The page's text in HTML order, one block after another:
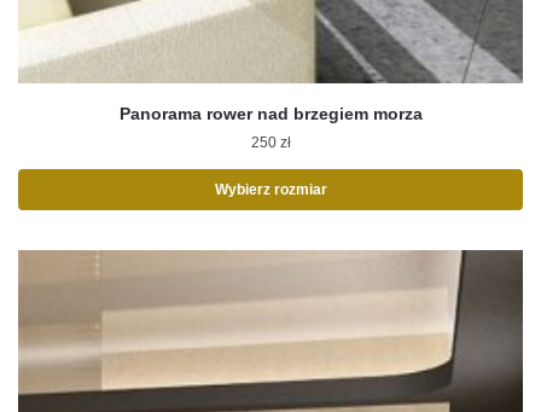
Panorama rower nad brzegiem morza
250 zł
Wybierz rozmiar
produkt
wariantów.
Opcje
można